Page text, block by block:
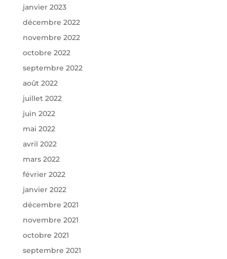
janvier 2023
décembre 2022
novembre 2022
octobre 2022
septembre 2022
août 2022
juillet 2022
juin 2022
mai 2022
avril 2022
mars 2022
février 2022
janvier 2022
décembre 2021
novembre 2021
octobre 2021
septembre 2021